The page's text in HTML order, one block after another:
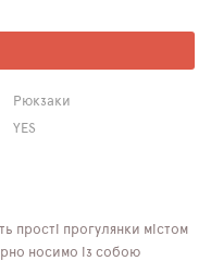
Рюкзаки
YES
прості прогулянки містом
носимо із собою